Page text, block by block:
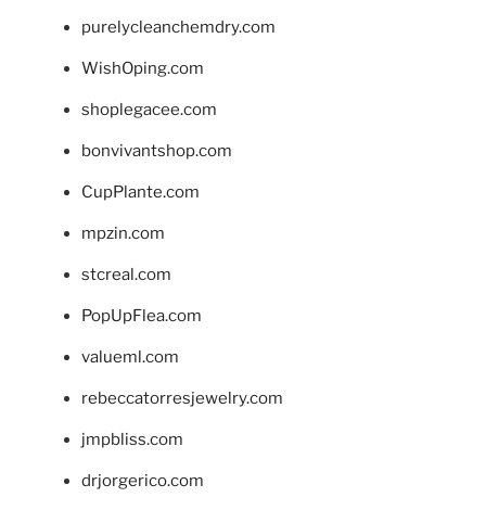
purelycleanchemdry.com
WishOping.com
shoplegacee.com
bonvivantshop.com
CupPlante.com
mpzin.com
stcreal.com
PopUpFlea.com
valueml.com
rebeccatorresjewelry.com
jmpbliss.com
drjorgerico.com